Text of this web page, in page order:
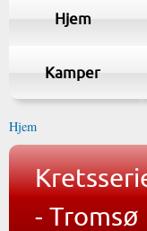
Hjem
Kamper
Hjem
- Tromsø